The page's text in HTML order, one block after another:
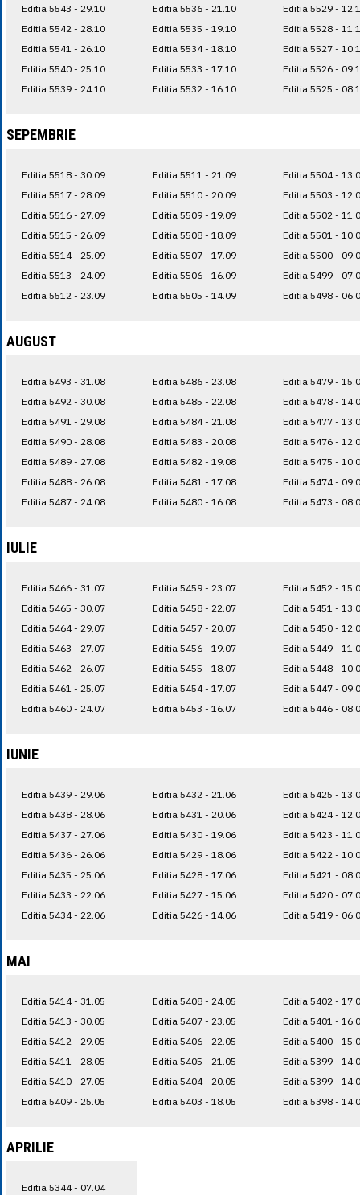
Editia 5543 - 29.10
Editia 5542 - 28.10
Editia 5541 - 26.10
Editia 5540 - 25.10
Editia 5539 - 24.10
Editia 5536 - 21.10
Editia 5535 - 19.10
Editia 5534 - 18.10
Editia 5533 - 17.10
Editia 5532 - 16.10
Editia 5529 -
Editia 5528 -
Editia 5527 -
Editia 5526 -
Editia 5525 -
SEPEMBRIE
Editia 5518 - 30.09
Editia 5517 - 28.09
Editia 5516 - 27.09
Editia 5515 - 26.09
Editia 5514 - 25.09
Editia 5513 - 24.09
Editia 5512 - 23.09
Editia 5511 - 21.09
Editia 5510 - 20.09
Editia 5509 - 19.09
Editia 5508 - 18.09
Editia 5507 - 17.09
Editia 5506 - 16.09
Editia 5505 - 14.09
Editia 5504 -
Editia 5503 -
Editia 5502 -
Editia 5501 -
Editia 5500 -
Editia 5499 -
Editia 5498 -
AUGUST
Editia 5493 - 31.08
Editia 5492 - 30.08
Editia 5491 - 29.08
Editia 5490 - 28.08
Editia 5489 - 27.08
Editia 5488 - 26.08
Editia 5487 - 24.08
Editia 5486 - 23.08
Editia 5485 - 22.08
Editia 5484 - 21.08
Editia 5483 - 20.08
Editia 5482 - 19.08
Editia 5481 - 17.08
Editia 5480 - 16.08
Editia 5479 -
Editia 5478 -
Editia 5477 -
Editia 5476 -
Editia 5475 -
Editia 5474 -
Editia 5473 -
IULIE
Editia 5466 - 31.07
Editia 5465 - 30.07
Editia 5464 - 29.07
Editia 5463 - 27.07
Editia 5462 - 26.07
Editia 5461 - 25.07
Editia 5460 - 24.07
Editia 5459 - 23.07
Editia 5458 - 22.07
Editia 5457 - 20.07
Editia 5456 - 19.07
Editia 5455 - 18.07
Editia 5454 - 17.07
Editia 5453 - 16.07
Editia 5452 -
Editia 5451 -
Editia 5450 -
Editia 5449 -
Editia 5448 -
Editia 5447 -
Editia 5446 -
IUNIE
Editia 5439 - 29.06
Editia 5438 - 28.06
Editia 5437 - 27.06
Editia 5436 - 26.06
Editia 5435 - 25.06
Editia 5433 - 22.06
Editia 5434 - 22.06
Editia 5432 - 21.06
Editia 5431 - 20.06
Editia 5430 - 19.06
Editia 5429 - 18.06
Editia 5428 - 17.06
Editia 5427 - 15.06
Editia 5426 - 14.06
Editia 5425 -
Editia 5424 -
Editia 5423 -
Editia 5422 -
Editia 5421 -
Editia 5420 -
Editia 5419 -
MAI
Editia 5414 - 31.05
Editia 5413 - 30.05
Editia 5412 - 29.05
Editia 5411 - 28.05
Editia 5410 - 27.05
Editia 5409 - 25.05
Editia 5408 - 24.05
Editia 5407 - 23.05
Editia 5406 - 22.05
Editia 5405 - 21.05
Editia 5404 - 20.05
Editia 5403 - 18.05
Editia 5402 -
Editia 5401 -
Editia 5400 -
Editia 5399 -
Editia 5399 -
Editia 5398 -
APRILIE
Editia 5344 - 07.04